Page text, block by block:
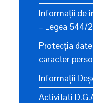
Informații de
– Legea 544/
Protecția
caracter
Informații
Activitati